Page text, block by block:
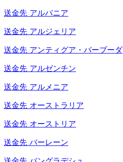
送金先 アルバニア
送金先 アルジェリア
送金先 アンティグア・バーブーダ
送金先 アルゼンチン
送金先 アルメニア
送金先 オーストラリア
送金先 オーストリア
送金先 バーレーン